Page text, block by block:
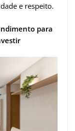
e respeito.
para